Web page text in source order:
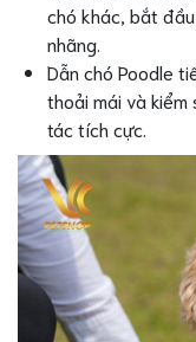
chó khác, bắt
nhãng.
Dẫn chó Poodle
thoải mái và
tác tích cực.